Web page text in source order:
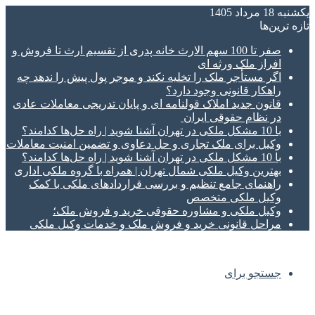
یکشنبه 18 مرداد 1405
تازه‌ ترین‌ها
صفر تا 100 سهم الارث خانه پدری از تقسیم ارث تا فروش و
افراز ملک ورثه ای
اگر مستأجر ملک را تخلیه نکند و موجر پول پیش را ندهد چه
راهکار قانونی وجود دارد؟
قانون جدید املاک قولنامه ای و پایان تدریجی معاملات عادی
در نظام حقوقی ایران
با 10 مشکل ملکی در تهران آشنا شوید | راه حل‌ها کدامند؟
وکیل برای ملک تجاری و حل دعاوی و تضمین امنیت معاملات
با 10 مشکل ملکی در تهران آشنا شوید | راه حل‌ها کدامند؟
بهترین وکیل ملکی شمال تهران | همراه با گروه ملکی اداری
راهنمای جامع تنظیم و بررسی قراردادهای ملکی با کمک
وکیل ملکی متخصص
وکیل ملکی و مشاوره حقوقی خرید و فروش ملک؛
مراحل قانونی خرید و فروش ملک و خدمات وکیل ملکی
جستجو برای